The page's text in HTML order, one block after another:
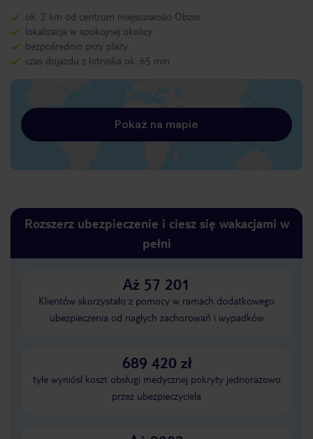
ok. 2 km od centrum miejscowości Obzor
lokalizacja w spokojnej okolicy
bezpośrednio przy plaży
czas dojazdu z lotniska ok. 65 min
Pokaż na mapie
Rozszerz ubezpieczenie i ciesz się wakacjami w
pełni
Aż 57 201
Klientów skorzystało z pomocy w ramach dodatkowego
ubezpieczenia od nagłych zachorowań i wypadków
689 420 zł
tyle wyniósł koszt obsługi medycznej pokryty jednorazowo
przez ubezpieczyciela